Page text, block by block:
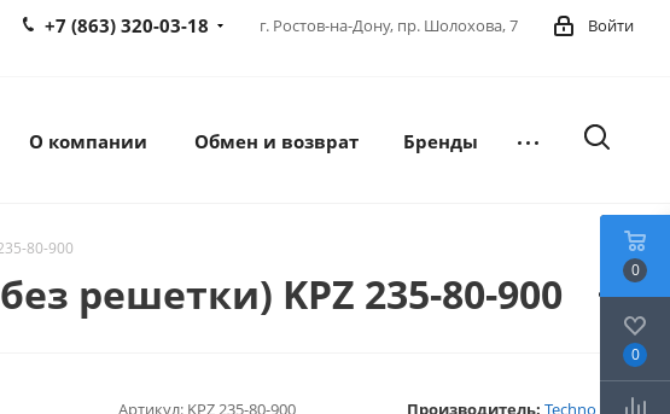
Войти
г. Ростов-на-Дону, пр. Шолохова, 7
+7 (863) 320-03-18
О компании Обмен и возврат Бренды
80-900
решетки) KPZ 235-80-900
Артикул: KPZ 235-80-900 Производитель: Techno
0
0